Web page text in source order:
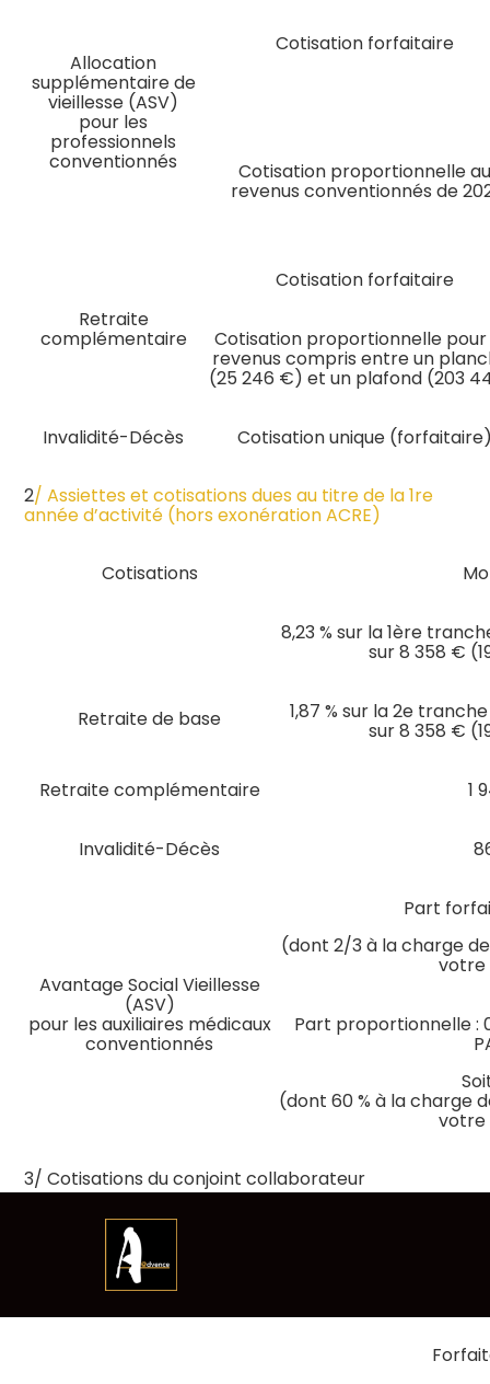
Allocation
supplémentaire de
vieillesse (ASV)
pour les
professionnels
conventionnés
Cotisation forfaitaire
Cotisation proportionnelle
revenus conventionnés de
Retraite
complémentaire
Cotisation forfaitaire
Cotisation proportionnelle pour
revenus compris entre un
(25 246 €) et un plafond (203
Invalidité-Décès Cotisation unique
2/ Assiettes et cotisations dues au titre de la 1re
année d’activité (hors exonération ACRE)
Cotisations
Retraite de base
8,23 % sur la 1ère
sur 8 358 €
1,87 % sur la 2e
sur 8 358 €
Retraite complémentaire 1
Invalidité-Décès
Avantage Social Vieillesse
(ASV)
pour les auxiliaires médicaux
conventionnés
Part
(dont 2/3 à la charge
votre
Part proportionnelle :
(dont 60 % à la charge
votre
3/ Cotisations du conjoint collaborateur
Cotisation